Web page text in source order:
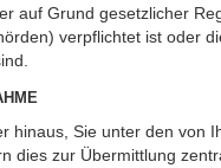
auf Grund gesetzlicher
verpflichtet ist oder
hinaus, Sie unter den von
dies zur Übermittlung